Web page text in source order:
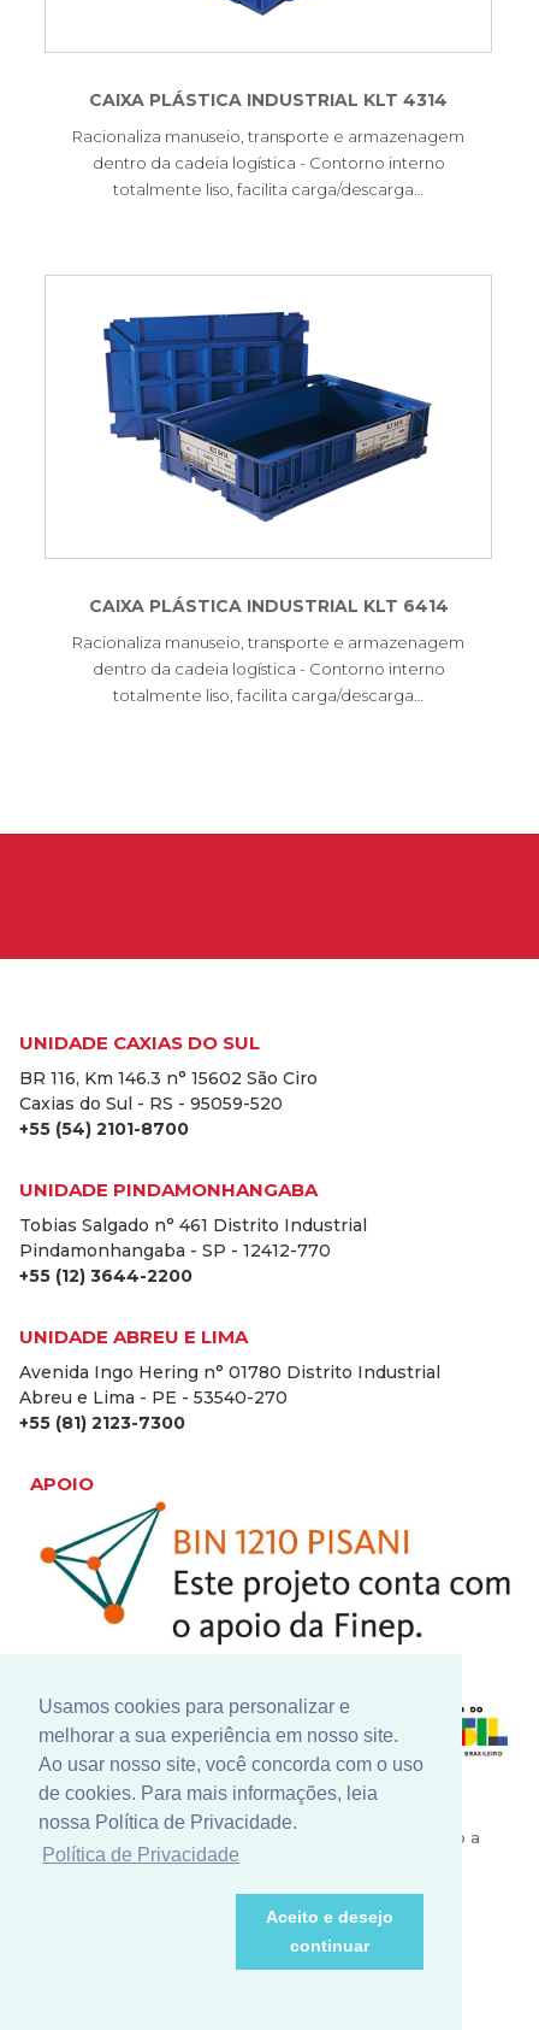
Usamos cookies para personalizar e
melhorar a sua experiência em nosso site.
Ao usar nosso site, você concorda com o uso
de cookies. Para mais informações, leia
nossa Política de Privacidade.
Política de Privacidade
Aceito e desejo
continuar
CAIXA PLÁSTICA INDUSTRIAL KLT 4314
Racionaliza manuseio, transporte e armazenagem
dentro da cadeia logística - Contorno interno
totalmente liso, facilita carga/descarga…
CAIXA PLÁSTICA INDUSTRIAL KLT 6414
Racionaliza manuseio, transporte e armazenagem
dentro da cadeia logística - Contorno interno
totalmente liso, facilita carga/descarga…
UNIDADE CAXIAS DO SUL
BR 116, Km 146.3 n° 15602 São Ciro
Caxias do Sul - RS - 95059-520
+55 (54) 2101-8700
UNIDADE PINDAMONHANGABA
Tobias Salgado n° 461 Distrito Industrial
Pindamonhangaba - SP - 12412-770
+55 (12) 3644-2200
UNIDADE ABREU E LIMA
Avenida Ingo Hering n° 01780 Distrito Industrial
Abreu e Lima - PE - 53540-270
+55 (81) 2123-7300
APOIO
Nosso constante investimento em pesquisa e
desenvolvimento conta com grandes parceiros como a
Finep - Financiadora de Inovação e Pesquisa, para a
crescimento e valorização do nosso setor.